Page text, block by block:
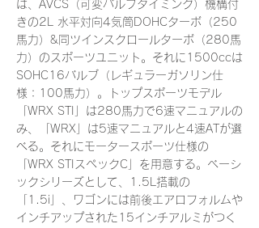
は、AVCS（可変バルブタイミング）機構付
きの2L 水平対向4気筒DOHCターボ（250
馬力）&同ツインスクロールターボ（280馬
力）のスポーツユニット。それに1500ccは
SOHC16バルブ（レギュラーガソリン仕
様：100馬力）。トップスポーツモデル
「WRX STI」は280馬力で6速マニュアルの
み、「WRX」は5速マニュアルと4速ATが選
べる。それにモータースポーツ仕様の
「WRX STIスペックC」を用意する。ベーシ
ックシリーズとして、1.5L搭載の
「1.5i」、ワゴンには前後エアロフォルムや
インチアップされた15インチアルミがつく